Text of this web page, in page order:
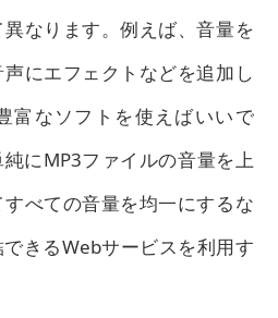
なります。例えば、音量を
にエフェクトなどを追加し
富なソフトを使えばいいで
にMP3ファイルの音量を上
べての音量を均一にするな
きるWebサービスを利用す